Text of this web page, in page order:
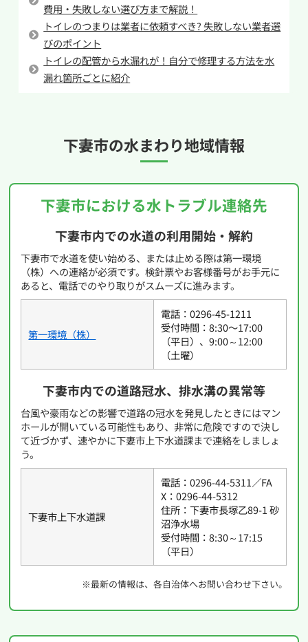
詰まりの原因が流すことのできない固形物の場
合は上記の方法では解消しません。水を流すこと
で異物が奥へと入り込み、大掛かりな工事が必要
となるケースも珍しくはないので原因が不明な場
費用・失敗しない選び方まで解説！
トイレのつまりは業者に依頼すべき? 失敗しない業者選
びのポイント
トイレの配管から水漏れが！自分で修理する方法を水
漏れ箇所ごとに紹介
下妻市の水まわり地域情報
下妻市における水トラブル連絡先
下妻市内での水道の利用開始・解約
下妻市で水道を使い始める、または止める際は第一環境
（株）への連絡が必須です。検針票やお客様番号がお手元に
あると、電話でのやり取りがスムーズに進みます。
第一環境（株）
電話：0296-45-1211
受付時間：8:30〜17:00
（平日）、9:00～12:00
（土曜）
下妻市内での道路冠水、排水溝の異常等
台風や豪雨などの影響で道路の冠水を発見したときにはマン
ホールが開いている可能性もあり、非常に危険ですので決し
て近づかず、速やかに下妻市上下水道課まで連絡をしましょ
う。
下妻市上下水道課
電話：0296-44-5311／FA
X：0296-44-5312
住所：下妻市長塚乙89-1 砂
沼浄水場
受付時間：8:30～17:15
（平日）
※最新の情報は、各自治体へお問い合わせ下さい。